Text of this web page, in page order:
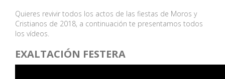
Quieres revivir todos los actos de las fiestas de Moros y
Cristianos de 2018, a continuación te presentamos todos
los vídeos.
EXALTACIÓN FESTERA